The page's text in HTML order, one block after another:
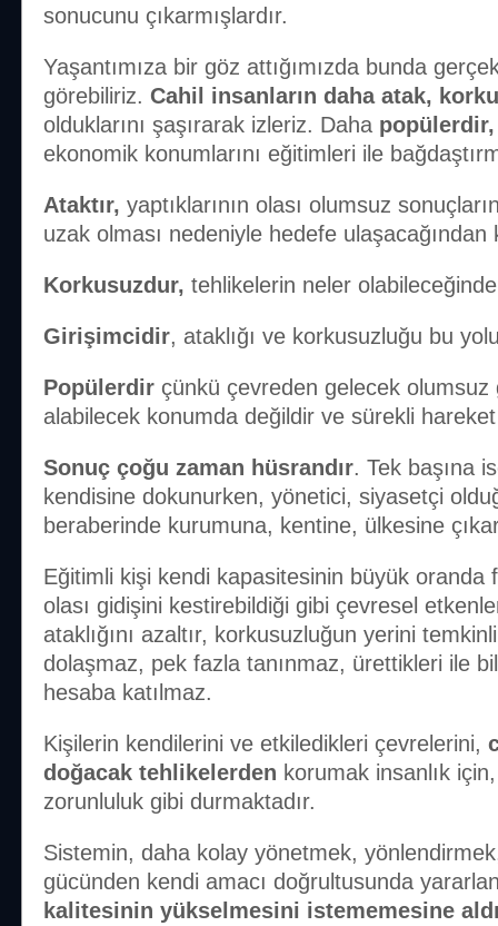
sonucunu çıkarmışlardır.
Yaşantımıza bir göz attığımızda bunda
görebiliriz. Cahil insanların daha atak,
olduklarını şaşırarak izleriz. Daha
ekonomik konumlarını eğitimleri ile
Ataktır, yaptıklarının olası olumsuz
uzak olması nedeniyle hedefe
Korkusuzdur, tehlikelerin neler
Girişimcidir, ataklığı ve korkusuzluğu bu
Popülerdir çünkü çevreden gelecek olumsuz
alabilecek konumda değildir ve sürekli
Sonuç çoğu zaman hüsrandır. Tek başına
kendisine dokunurken, yönetici, siyasetçi
beraberinde kurumuna, kentine, ülkesine
Eğitimli kişi kendi kapasitesinin büyük oranda
olası gidişini kestirebildiği gibi çevresel
ataklığını azaltır, korkusuzluğun yerini
dolaşmaz, pek fazla tanınmaz, ürettikleri ile
hesaba katılmaz.
Kişilerin kendilerini ve etkiledikleri çevrelerini,
doğacak tehlikelerden korumak insanlık
zorunluluk gibi durmaktadır.
Sistemin, daha kolay yönetmek,
gücünden kendi amacı doğrultusunda
kalitesinin yükselmesini istememesine